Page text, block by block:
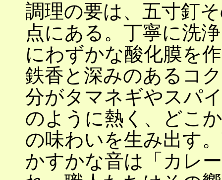
調理の要は、五寸釘
点にある。丁寧に洗
にわずかな酸化膜を
鉄香と深みのあるコ
分がタマネギやスパ
のように熱く、どこ
の味わいを生み出す
かすかな音は「カレ